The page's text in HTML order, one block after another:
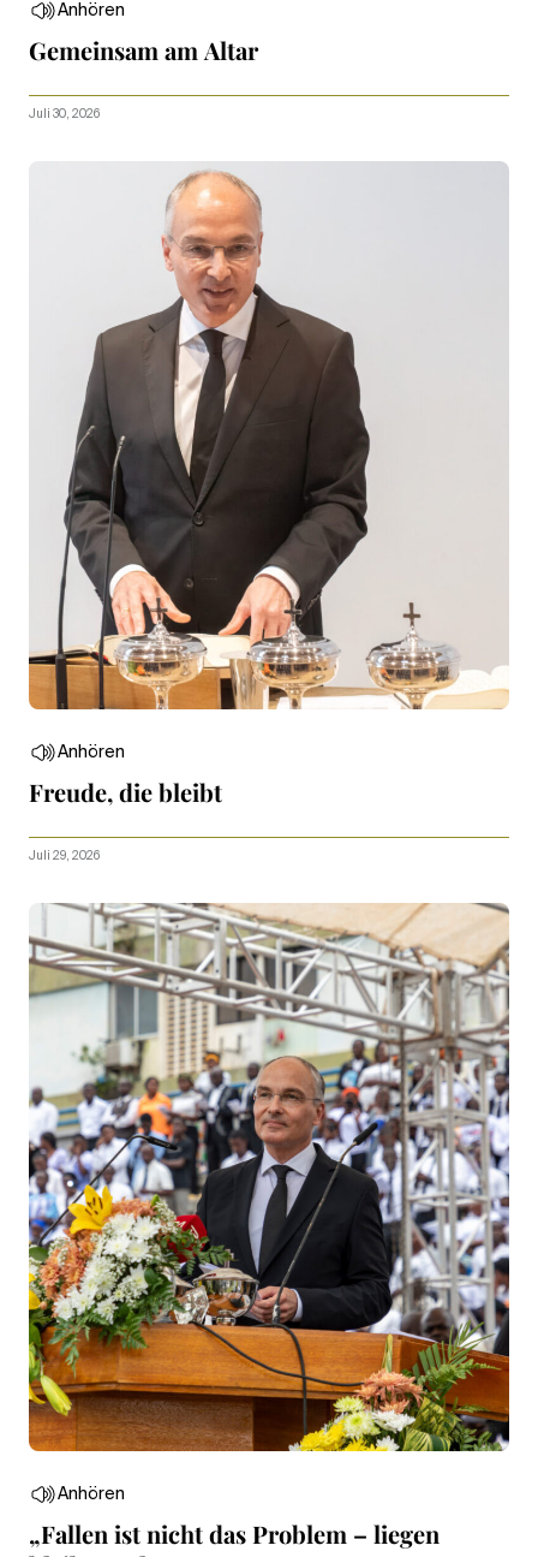
Anhören
Gemeinsam am Altar
Juli 30, 2026
Anhören
Freude, die bleibt
Juli 29, 2026
Anhören
„Fallen ist nicht das Problem – liegen